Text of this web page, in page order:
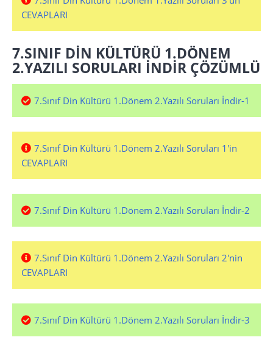
CEVAPLARI
7.SINIF DİN KÜLTÜRÜ 1.DÖNEM
2.YAZILI SORULARI İNDİR ÇÖZÜMLÜ
7.Sınıf Din Kültürü 1.Dönem 2.Yazılı Soruları İndir-1
7.Sınıf Din Kültürü 1.Dönem 2.Yazılı Soruları 1'in
CEVAPLARI
7.Sınıf Din Kültürü 1.Dönem 2.Yazılı Soruları İndir-2
7.Sınıf Din Kültürü 1.Dönem 2.Yazılı Soruları 2'nin
CEVAPLARI
7.Sınıf Din Kültürü 1.Dönem 2.Yazılı Soruları İndir-3